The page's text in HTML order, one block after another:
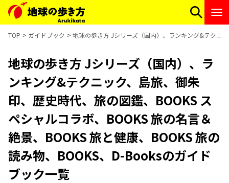
TOP ガイドブック 地球の歩き方 Jシリーズ（国内）、ランキング&テクニ
地球の歩き方 Jシリーズ（国内）、ラ
ンキング&テクニック、島旅、御朱
印、歴史時代、旅の図鑑、BOOKS ス
ペシャルコラボ、BOOKS 旅の名言＆
絶景、BOOKS 旅と健康、BOOKS 旅の
読み物、BOOKS、D-Booksのガイド
ブック一覧